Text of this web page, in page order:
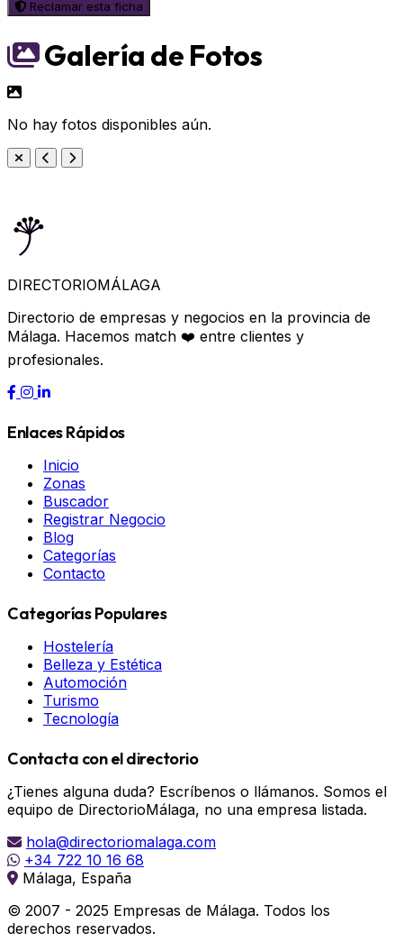
Reclamar esta ficha
Galería de Fotos
No hay fotos disponibles aún.
DIRECTORIOMÁLAGA
Directorio de empresas y negocios en la provincia de
Málaga. Hacemos match ❤️ entre clientes y
profesionales.
Enlaces Rápidos
Inicio
Zonas
Buscador
Registrar Negocio
Blog
Categorías
Contacto
Categorías Populares
Hostelería
Belleza y Estética
Automoción
Turismo
Tecnología
Contacta con el directorio
¿Tienes alguna duda? Escríbenos o llámanos. Somos el
equipo de DirectorioMálaga, no una empresa listada.
hola@directoriomalaga.com
+34 722 10 16 68
Málaga, España
© 2007 - 2025 Empresas de Málaga. Todos los
derechos reservados.